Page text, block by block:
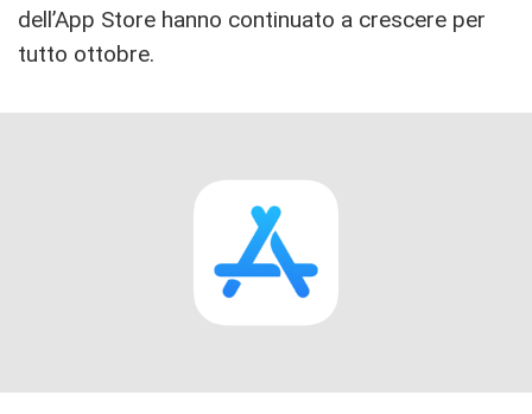
dell’App Store hanno continuato a crescere per
tutto ottobre.